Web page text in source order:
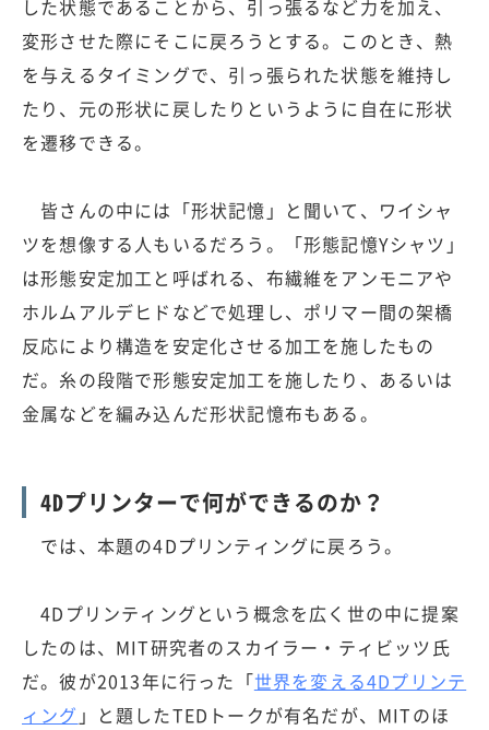
した状態であることから、引っ張るなど力を加え、
変形させた際にそこに戻ろうとする。このとき、熱
を与えるタイミングで、引っ張られた状態を維持し
たり、元の形状に戻したりというように自在に形状
を遷移できる。
皆さんの中には「形状記憶」と聞いて、ワイシャ
ツを想像する人もいるだろう。「形態記憶Yシャツ」
は形態安定加工と呼ばれる、布繊維をアンモニアや
ホルムアルデヒドなどで処理し、ポリマー間の架橋
反応により構造を安定化させる加工を施したもの
だ。糸の段階で形態安定加工を施したり、あるいは
金属などを編み込んだ形状記憶布もある。
4Dプリンターで何ができるのか？
では、本題の4Dプリンティングに戻ろう。
4Dプリンティングという概念を広く世の中に提案
したのは、MIT研究者のスカイラー・ティビッツ氏
だ。彼が2013年に行った「世界を変える4Dプリンテ
ィング 」と題したTEDトークが有名だが、MITのほ